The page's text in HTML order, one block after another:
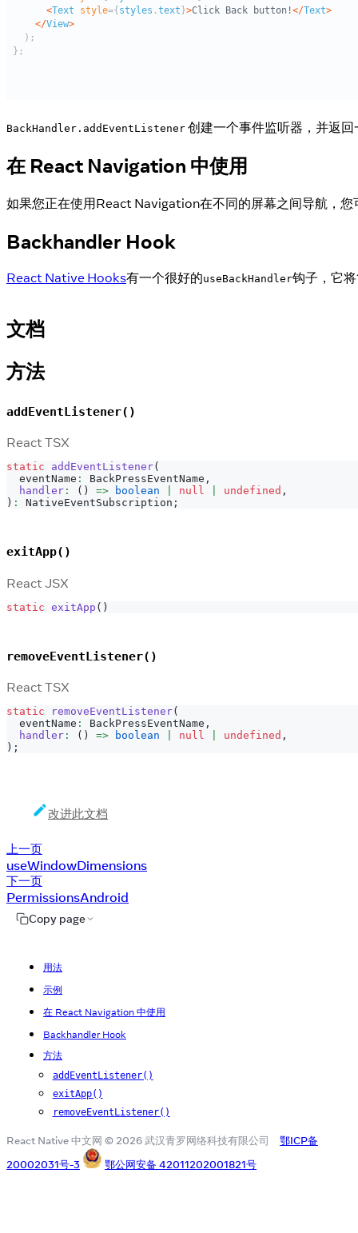
BackHandler.addEventListener 创建一个事件监听器，并返
在 React Navigation 中使用
如果您正在使用React Navigation在不同的屏幕之间导航，您
Backhandler Hook
React Native Hooks有一个很好的useBackHandler钩子，它
文档
方法
addEventListener()
React TSX
static addEventListener(
  eventName
: BackPressEventName ,
handler : ( ) => boolean null undefined ,
) : NativeEventSubscription ;
exitApp()
React JSX
static exitApp ( )
removeEventListener()
React TSX
static removeEventListener(
  eventName
: BackPressEventName ,
handler : ( ) => boolean null undefined ,
) ;
改进此文档
上一页
useWindowDimensions
下一页
PermissionsAndroid
Copy page
用法
示例
在 React Navigation 中使用
Backhandler Hook
方法
addEventListener()
exitApp()
removeEventListener()
React Native 中文网 © 2026 武汉青罗网络科技有限公司
鄂ICP备
20002031号-3
鄂公网安备 42011202001821号